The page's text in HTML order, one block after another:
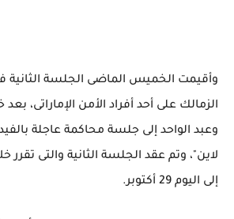
وأقيمت الخميس الماضى الجلسة الثانية
الزمالك على أحد أفراد الأمن الإماراتى،
وعبد الواحد إلى جلسة محاكمة عاجلة
لاين"، وتم عقد الجلسة الثانية والتى تقرر
إلى اليوم 29 أكتوبر.